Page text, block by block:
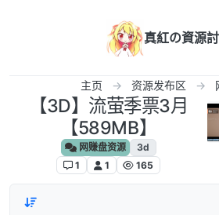
真紅の資源
主页 资源发布区
【3D】流萤季票3月
【589MB】
网赚盘资源
3d
1
1 165